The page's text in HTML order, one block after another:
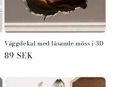
Väggdekal med läsande möss i 3D
Ordinarie
89 SEK